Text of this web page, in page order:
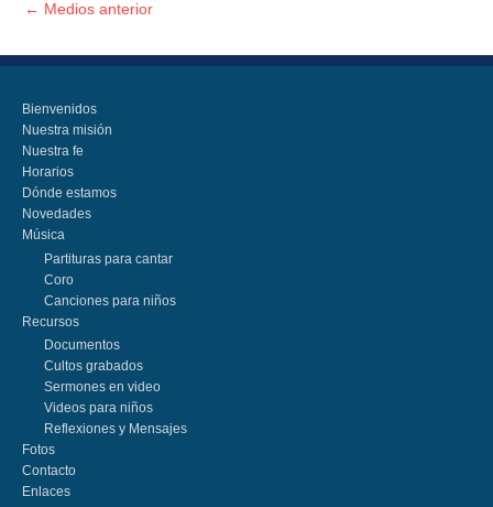
← Medios anterior
Bienvenidos
Nuestra misión
Nuestra fe
Horarios
Dónde estamos
Novedades
Música
Partituras para cantar
Coro
Canciones para niños
Recursos
Documentos
Cultos grabados
Sermones en video
Videos para niños
Reflexiones y Mensajes
Fotos
Contacto
Enlaces